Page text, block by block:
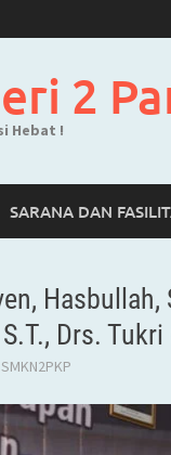
2
Hebat !
SARANA DAN
Drs.